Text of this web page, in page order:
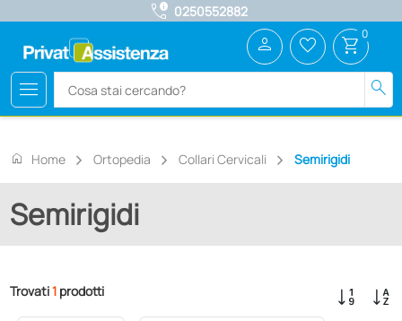
call_quality 0250552882
menu search
person favorite_border shopping_cart 0
home Home Ortopedia Collari Cervicali Semirigidi
Semirigidi
Trovati1 prodotti